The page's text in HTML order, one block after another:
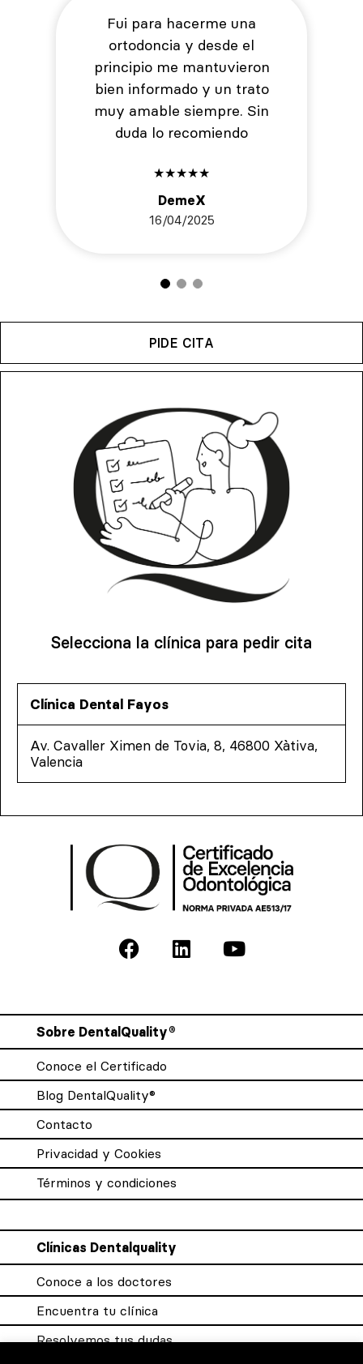
Fui para hacerme una
ortodoncia y desde el
principio me mantuvieron
bien informado y un trato
muy amable siempre. Sin
duda lo recomiendo
★★★★★
DemeX
16/04/2025
PIDE CITA
Selecciona la clínica para pedir cita
Clínica Dental Fayos
Av. Cavaller Ximen de Tovia, 8, 46800 Xàtiva,
Valencia
Sobre DentalQuality®
Conoce el Certificado
Blog DentalQuality®
Contacto
Privacidad y Cookies
Términos y condiciones
Clínicas Dentalquality
Conoce a los doctores
Encuentra tu clínica
Resolvemos tus dudas